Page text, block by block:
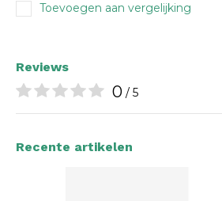
Toevoegen aan vergelijking
Reviews
0 / 5
Recente artikelen